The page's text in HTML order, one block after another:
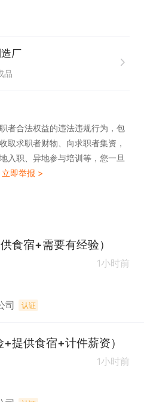
厂
品
者合法权益的违法违规行为，包
取求职者财物、向求职者集资，
入职、异地参与培训等，您一旦
立即举报 >
食宿+需要有经验）
1小时前
司 认证
提供食宿+计件薪资）
1小时前